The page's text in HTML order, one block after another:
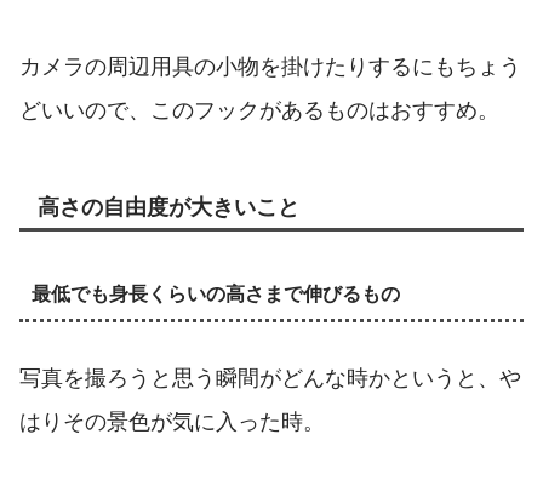
カメラの周辺用具の小物を掛けたりするにもちょう
どいいので、このフックがあるものはおすすめ。
高さの自由度が大きいこと
最低でも身長くらいの高さまで伸びるもの
写真を撮ろうと思う瞬間がどんな時かというと、や
はりその景色が気に入った時。